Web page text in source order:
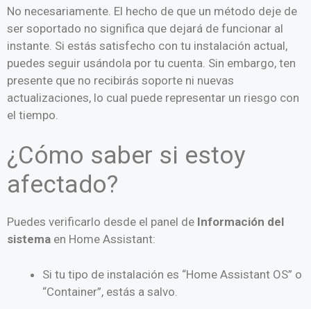
No necesariamente. El hecho de que un método deje de
ser soportado no significa que dejará de funcionar al
instante. Si estás satisfecho con tu instalación actual,
puedes seguir usándola por tu cuenta. Sin embargo, ten
presente que no recibirás soporte ni nuevas
actualizaciones, lo cual puede representar un riesgo con
el tiempo.
¿Cómo saber si estoy
afectado?
Puedes verificarlo desde el panel de Información del
sistema en Home Assistant:
Si tu tipo de instalación es “Home Assistant OS” o
“Container”, estás a salvo.